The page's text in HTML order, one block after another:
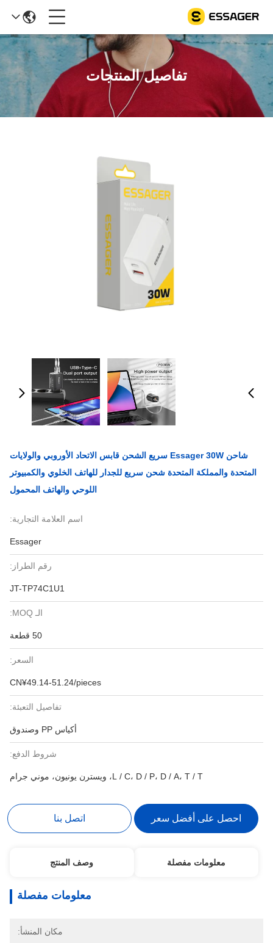
تفاصيل المنتجات
شاحن Essager 30W سريع الشحن قابس الاتحاد الأوروبي والولايات
المتحدة والمملكة المتحدة شحن سريع للجدار للهاتف الخلوي والكمبيوتر
اللوحي والهاتف المحمول
اسم العلامة التجارية:
Essager
رقم الطراز:
JT-TP74C1U1
الـ MOQ:
50 قطعة
السعر:
CN¥49.14-51.24/pieces
تفاصيل التعبئة:
أكياس PP وصندوق
شروط الدفع:
L / C، D / P، D / A، T / T، ويسترن يونيون، موني جرام
احصل على أفضل سعر اتصل بنا
معلومات مفصلة وصف المنتج
معلومات مفصلة
مكان المنشأ: